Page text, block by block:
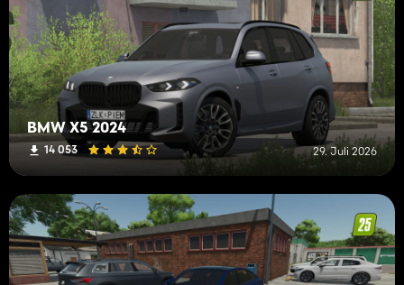
BMW X5 2024
14 053 29. Juli 2026